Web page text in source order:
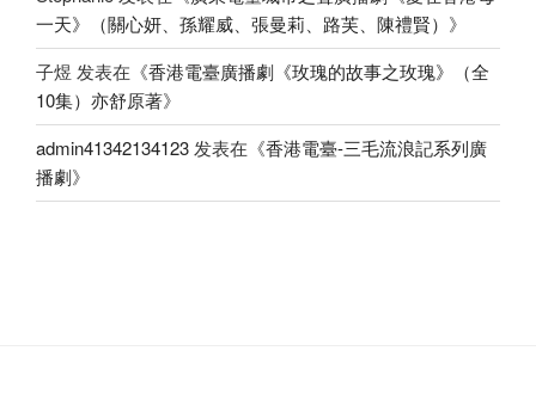
一天》（關心妍、孫耀威、張曼莉、路芙、陳禮賢） 》
子煜 发表在《香港電臺廣播劇《玫瑰的故事之玫瑰》（全
10集）亦舒原著》
admin41342134123发表在《香港電臺-三毛流浪記系列廣
播劇》